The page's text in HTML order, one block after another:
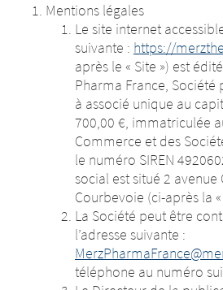
Mentions légales
Le site internet
suivante : https://
après le « Site ») est
Pharma France,
à associé unique au
700,00 €, immatriculée
Commerce et des
le numéro SIREN
social est situé 2
Courbevoie (ci-après la
La Société peut être
l’adresse suivante :
téléphone au numéro
Attention :
quittez le
internet
NOTE: Merz Pharma France
d’aucun moyen de contrôle
Attention :
quittez le
internet
NOTE: Merz Pharma
d’aucun moyen de
aucune influence sur le